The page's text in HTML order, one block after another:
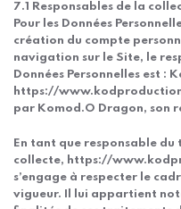
7.1 Responsables de la
Pour les Données
création du compte
navigation sur le Site, le
Données Personnelles est :
https://
par Komod.O Dragon, son
En tant que responsable du
collecte, https://
s’engage à respecter le
vigueur. Il lui appartient